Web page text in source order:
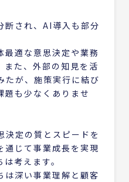
断され、AI導入も部分
最適な意思決定や業務
また、外部の知見を活
たが、施策実行に結び
題も少なくありませ
決定の質とスピードを
通じて事業成長を実現
考えます。
は深い事業理解と顧客